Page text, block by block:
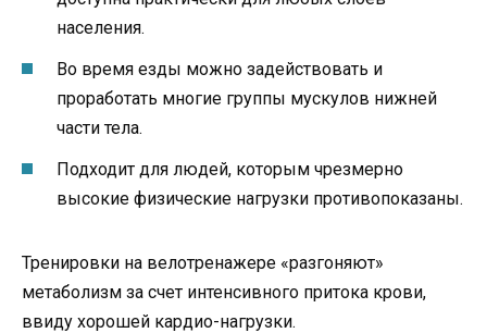
населения.
Во время езды можно задействовать и
проработать многие группы мускулов нижней
части тела.
Подходит для людей, которым чрезмерно
высокие физические нагрузки противопоказаны.
Тренировки на велотренажере «разгоняют»
метаболизм за счет интенсивного притока крови,
ввиду хорошей кардио-нагрузки.